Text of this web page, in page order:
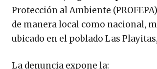
Protección al Ambiente
de manera local como nacional,
ubicado en el poblado Las
La denuncia expone la: